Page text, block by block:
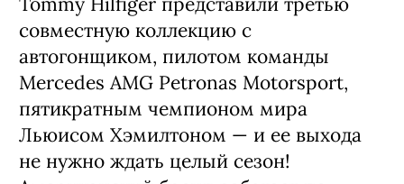
совместную коллекцию с
автогонщиком, пилотом команды
Mercedes AMG Petronas Motorsport,
пятикратным чемпионом мира
Льюисом Хэмилтоном — и ее выхода
не нужно ждать целый сезон!